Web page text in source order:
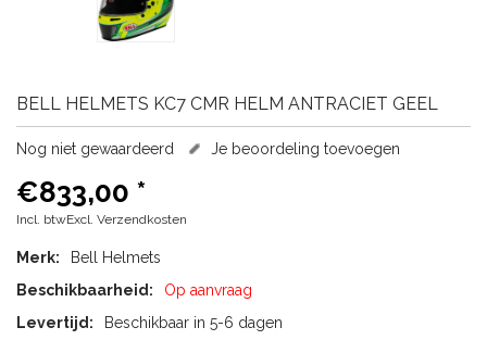
BELL HELMETS KC7 CMR HELM ANTRACIET GEEL
Nog niet gewaardeerd Je beoordeling toevoegen
€833,00 *
Incl. btwExcl. Verzendkosten
Merk:
Bell Helmets
Beschikbaarheid:
Op aanvraag
Levertijd:
Beschikbaar in 5-6 dagen